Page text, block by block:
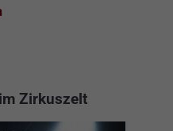
Zirkuszelt